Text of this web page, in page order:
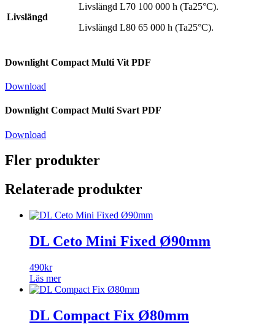
Livslängd
Livslängd L70 100 000 h (Ta25°C).
Livslängd L80 65 000 h (Ta25°C).
Downlight Compact Multi Vit PDF
Download
Downlight Compact Multi Svart PDF
Download
Fler produkter
Relaterade produkter
DL Ceto Mini Fixed Ø90mm
490kr
Läs mer
DL Compact Fix Ø80mm